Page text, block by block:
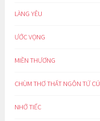
LÀNG YÊU
ƯỚC VỌNG
MIỀN THƯƠNG
CHÙM THƠ THẤT NGÔN TỨ CÚ
NHỚ TIẾC